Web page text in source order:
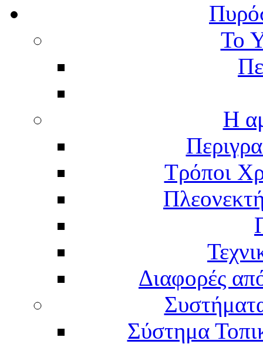
Το
Η
Τρόποι
Διαφορές
Σύστημα